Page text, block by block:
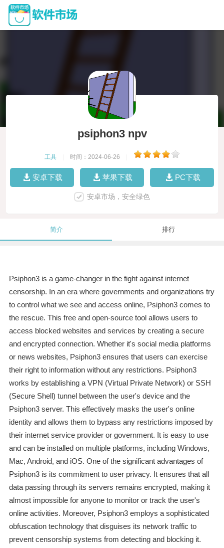
psiphon3 npv
工具 时间：2024-06-26
安卓下载 苹果下载 PC下载
安卓市场，安全绿色
简介 排行
Psiphon3 is a game-changer in the fight against internet
censorship. In an era where governments and organizations try
to control what we see and access online, Psiphon3 comes to
the rescue. This free and open-source tool allows users to
access blocked websites and services by creating a secure
and encrypted connection. Whether it's social media platforms
or news websites, Psiphon3 ensures that users can exercise
their right to information without any restrictions. Psiphon3
works by establishing a VPN (Virtual Private Network) or SSH
(Secure Shell) tunnel between the user's device and the
Psiphon3 server. This effectively masks the user's online
identity and allows them to bypass any restrictions imposed by
their internet service provider or government. It is easy to use
and can be installed on multiple platforms, including Windows,
Mac, Android, and iOS. One of the significant advantages of
Psiphon3 is its commitment to user privacy. It ensures that all
data passing through its servers remains encrypted, making it
almost impossible for anyone to monitor or track the user's
online activities. Moreover, Psiphon3 employs a sophisticated
obfuscation technology that disguises its network traffic to
prevent censorship systems from detecting and blocking it.